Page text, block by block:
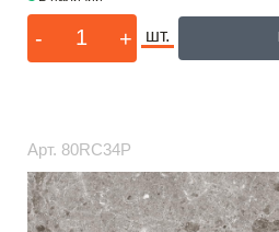
- + шт.
Арт. 80RC34P